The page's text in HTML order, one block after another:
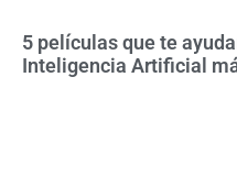
5 películas que te
Inteligencia Artificial